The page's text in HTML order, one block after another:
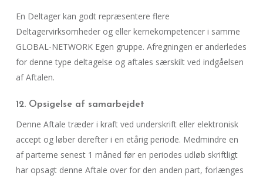
En Deltager kan godt repræsentere flere
Deltagervirksomheder og eller kernekompetencer i samme
GLOBAL-NETWORK Egen gruppe. Afregningen er anderledes
for denne type deltagelse og aftales særskilt ved indgåelsen
af Aftalen.
12. Opsigelse af samarbejdet
Denne Aftale træder i kraft ved underskrift eller elektronisk
accept og løber derefter i en etårig periode. Medmindre en
af parterne senest 1 måned før en periodes udløb skriftligt
har opsagt denne Aftale over for den anden part, forlænges